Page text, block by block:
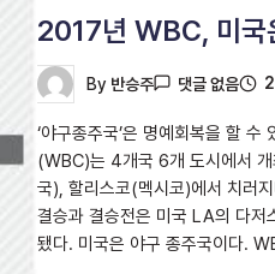
2017년 WBC, 미국
By 반승주 댓글 없음
‘야구종주국’은 명예회복을 할
(WBC)는 4개국 6개 도시에서 개
국), 할리스코(멕시코)에서 치러
결승과 결승전은 미국 LA의 다저
됐다. 미국은 야구 종주국이다.